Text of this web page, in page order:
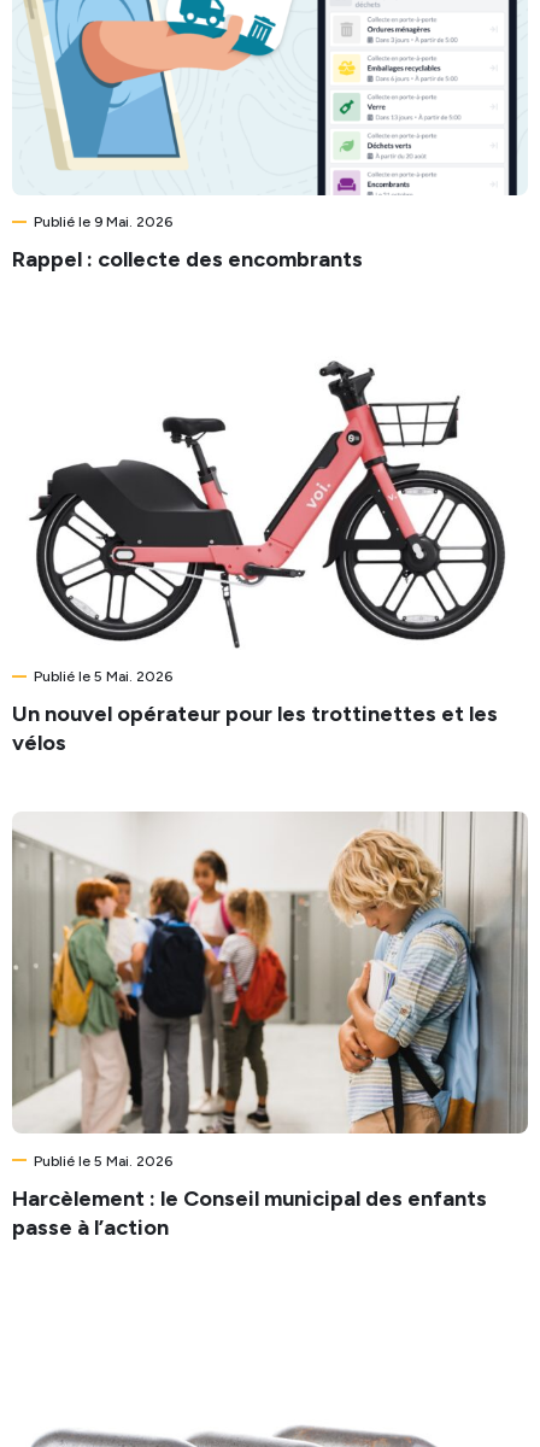
Publié le 9 Mai. 2026
Rappel : collecte des encombrants
Publié le 5 Mai. 2026
Un nouvel opérateur pour les trottinettes et les
vélos
Publié le 5 Mai. 2026
Harcèlement : le Conseil municipal des enfants
passe à l’action